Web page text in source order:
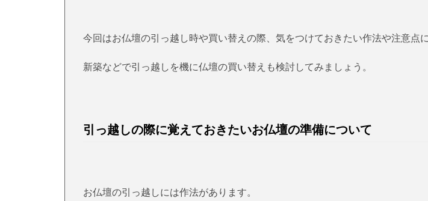
今回はお仏壇の引っ越し時や買い替えの際、気をつけておきたい作法や注意点
新築などで引っ越しを機に仏壇の買い替えも検討してみましょう。
引っ越しの際に覚えておきたいお仏壇の準備について
お仏壇の引っ越しには作法があります。